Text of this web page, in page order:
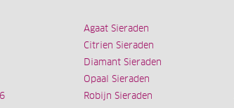
Agaat Sieraden
Citrien Sieraden
Diamant Sieraden
Opaal Sieraden
Robijn Sieraden